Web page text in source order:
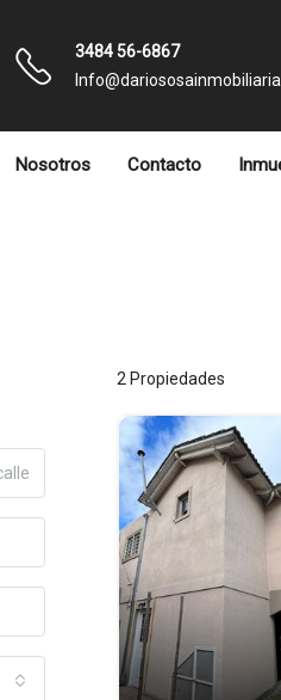
3484 56-6867
Nosotros Contacto
2 Propiedades